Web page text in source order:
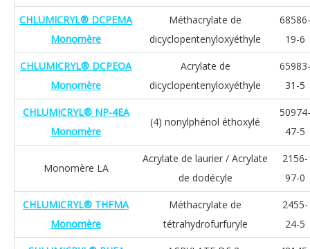
CHLUMICRYL® DCPEMA
Monomère
Méthacrylate de
dicyclopentenyloxyéthyle
68586-
19-6
CHLUMICRYL® DCPEOA
Monomère
Acrylate de
dicyclopentenyloxyéthyle
65983-
31-5
CHLUMICRYL® NP-4EA
Monomère
(4) nonylphénol éthoxylé
50974-
47-5
Monomère LA
Acrylate de laurier / Acrylate
de dodécyle
2156-
97-0
CHLUMICRYL® THFMA
Monomère
Méthacrylate de
tétrahydrofurfuryle
2455-
24-5